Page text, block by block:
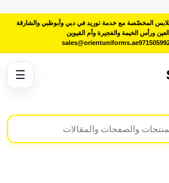
المخصّصة مع خدمة توريد في دبي وأبوظبي والشارقة
ورأس الخيمة والفجيرة وأم القيوين
sales@orientuniforms.ae
☰